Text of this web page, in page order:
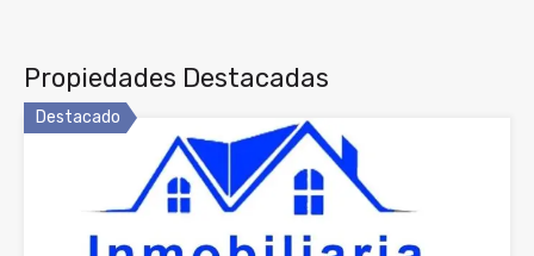
Propiedades Destacadas
Destacado